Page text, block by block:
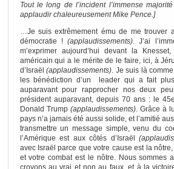
Tout le long de l’incident l’immense
applaudir chaleureusement Mike Pence.]
…Je suis extrêmement ému de me trouver
démocratie !(applaudissements). J’ai
m’exprimer aujourd’hui devant la
américain qui a le mérite de le faire, ici, à
d’Israël(applaudissements). Je suis là
les bénédiction d’un leader qui a fait
auparavant pour rapprocher nos deux
président auparavant, depuis 70 ans : le
Donald Trump (applaudissements). Grâce à
pays n’a jamais été aussi solide, et l’amitié
transmettre un message simple, venu du
l’Amérique est aux côtés d’Israël
avec Israël parce que votre cause est la
et votre combat est le nôtre. Nous sommes
croyons au vrai et non au faux, et à la